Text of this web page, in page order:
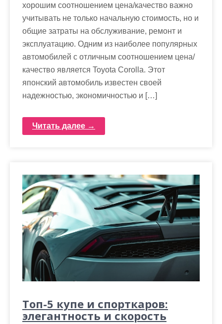
хорошим соотношением цена/качество важно
учитывать не только начальную стоимость, но и
общие затраты на обслуживание, ремонт и
эксплуатацию. Одним из наиболее популярных
автомобилей с отличным соотношением цена/
качество является Toyota Corolla. Этот
японский автомобиль известен своей
надежностью, экономичностью и […]
Читать далее →
Топ-5 купе и спорткаров:
элегантность и скорость